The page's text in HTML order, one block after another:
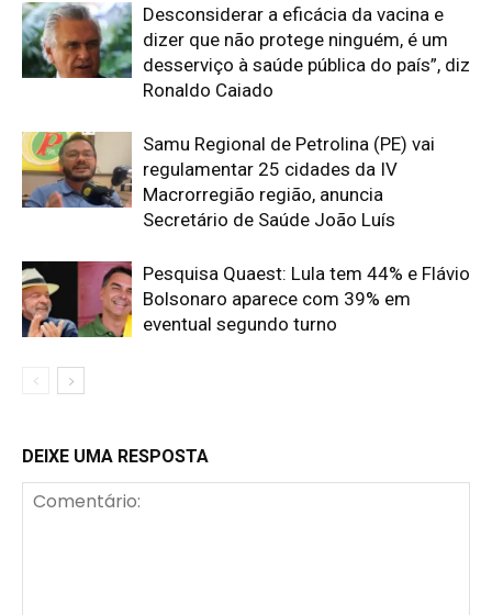
Desconsiderar a eficácia da vacina e
dizer que não protege ninguém, é um
desserviço à saúde pública do país”, diz
Ronaldo Caiado
Samu Regional de Petrolina (PE) vai
regulamentar 25 cidades da IV
Macrorregião região, anuncia
Secretário de Saúde João Luís
Pesquisa Quaest: Lula tem 44% e Flávio
Bolsonaro aparece com 39% em
eventual segundo turno
DEIXE UMA RESPOSTA